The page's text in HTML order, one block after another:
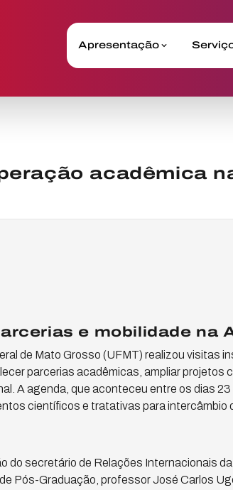
Apresentação
acadêmica
e mobilidade na
de Mato Grosso (UFMT) realizou visitas
parcerias acadêmicas, ampliar projetos
A agenda, que aconteceu entre os dias 23
científicos e tratativas para intercâmbio
do secretário de Relações Internacionais
Pós-Graduação, professor José Carlos